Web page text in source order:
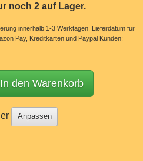
noch 2 auf Lager.
innerhalb 1-3 Werktagen.
Lieferdatum für
Pay, Kreditkarten und Paypal Kunden:
In den Warenkorb
Anpassen